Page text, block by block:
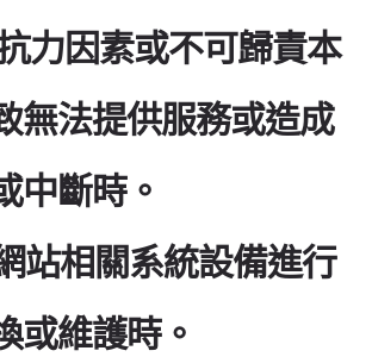
力因素或不可歸責本
無法提供服務或造成
中斷時。
站相關系統設備進行
或維護時。